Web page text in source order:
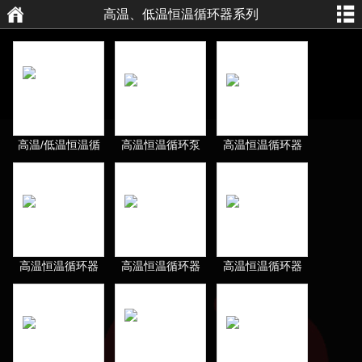
页
高温、低温恒温循环器系列
高温/低温恒温循
环器
高温恒温循环泵 高温恒温循环器
高温恒温循环器 高温恒温循环器 高温恒温循环器